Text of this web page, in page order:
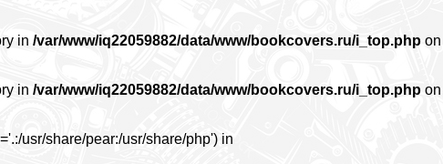
in /var/www/iq22059882/data/www/bookcovers.ru/i_top.php on
in /var/www/iq22059882/data/www/bookcovers.ru/i_top.php on
usr/share/pear:/usr/share/php') in